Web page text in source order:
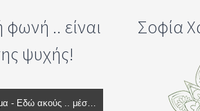
.. είναι
ψυχής!
Σοφία